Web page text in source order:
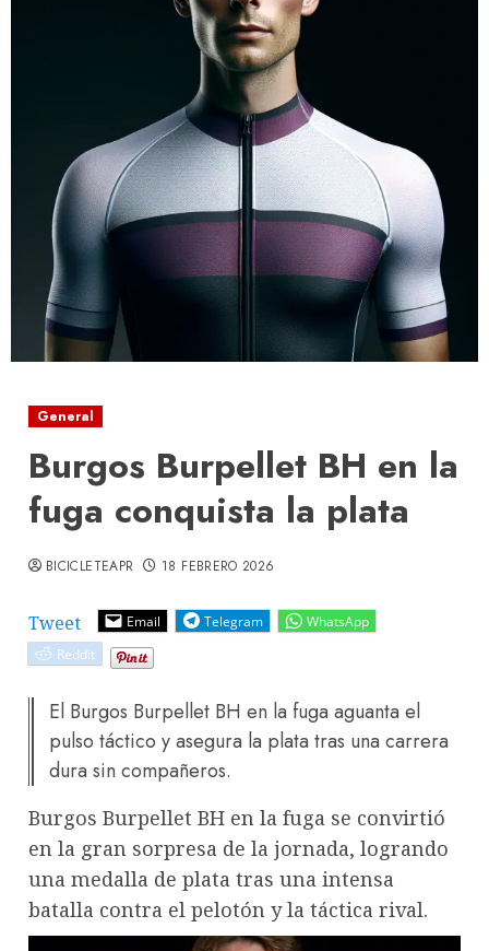
General
Burgos Burpellet BH en la
fuga conquista la plata
Tweet Email Telegram
WhatsApp
Reddit
BICICLETEAPR 18 FEBRERO 2026
El Burgos Burpellet BH en la fuga aguanta el
pulso táctico y asegura la plata tras una carrera
dura sin compañeros.
Burgos Burpellet BH en la fuga se convirtió
en la gran sorpresa de la jornada, logrando
una medalla de plata tras una intensa
batalla contra el pelotón y la táctica rival.